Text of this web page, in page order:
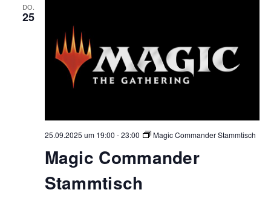
DO.
25
25.09.2025 um 19:00 -23:00 Magic Commander Stammtisch
Magic Commander
Stammtisch